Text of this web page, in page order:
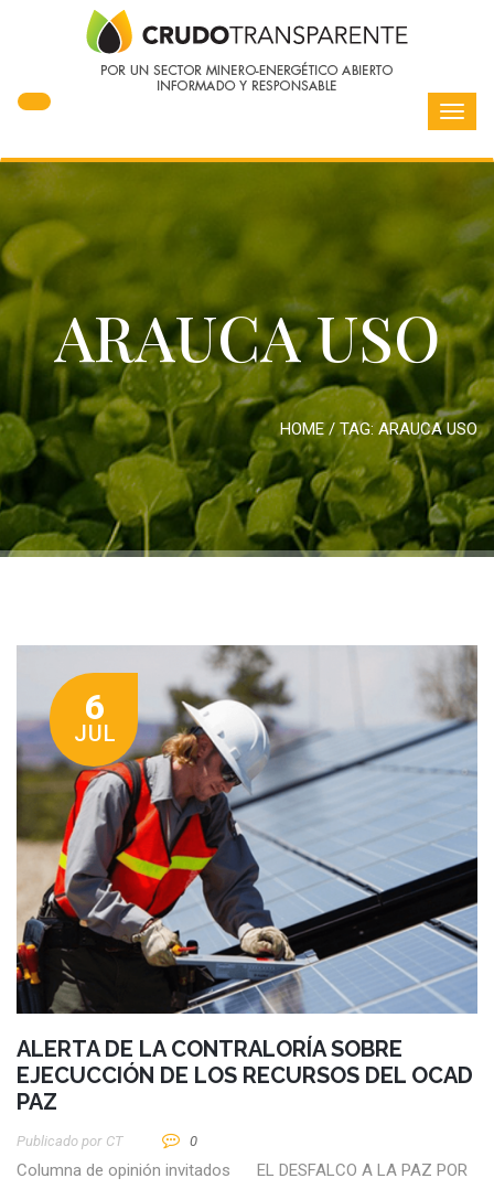
ARAUCA USO
HOME/ TAG:ARAUCA USO
6
JUL
ALERTA DE LA CONTRALORÍA SOBRE
EJECUCCIÓN DE LOS RECURSOS DEL OCAD
PAZ
Publicado por CT 0
Columna de opinión invitados EL DESFALCO A LA PAZ POR